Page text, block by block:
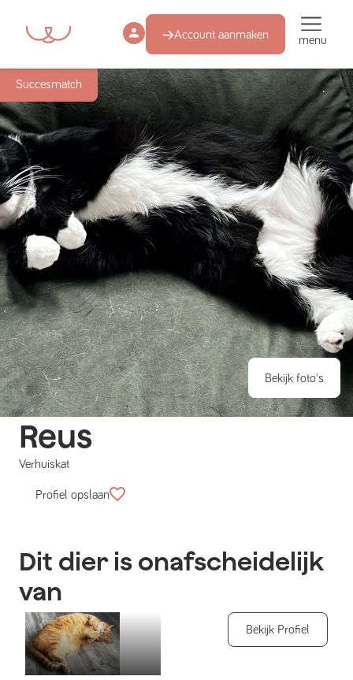
Account aanmaken menu
Succesmatch
Bekijk foto's
Reus
Verhuiskat
Profiel opslaan
Dit dier is onafscheidelijk
van
Bekijk Profiel